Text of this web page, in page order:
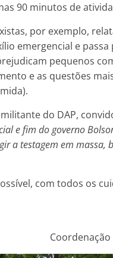
90 minutos de
por exemplo,
emergencial e
pequenos
e as questões
do DAP,
e fim do governo
a testagem em massa,
com todos os